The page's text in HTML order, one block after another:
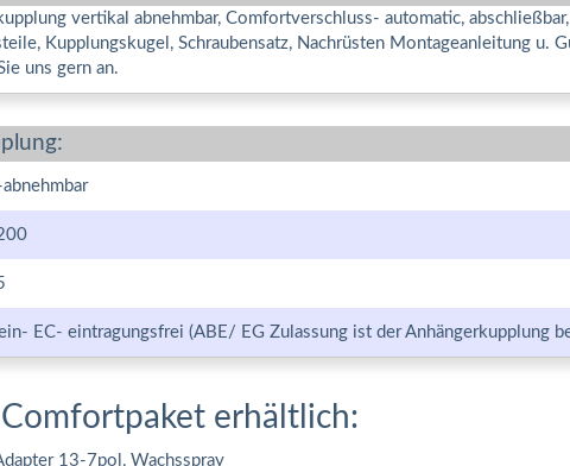
vertikal abnehmbar, Comfortverschluss- automatic,
Kupplungskugel, Schraubensatz, Nachrüsten Montageanleitung u.
uns gern an.
EC- eintragungsfrei (ABE/ EG Zulassung ist der Anhängerkupplung
erhältlich:
13-7pol, Wachsspray